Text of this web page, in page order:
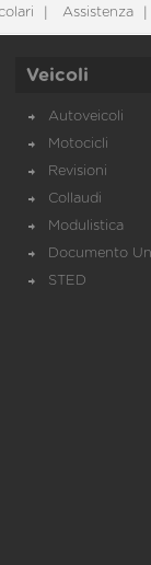
Assistenza
Veicoli
Autoveicoli
Motocicli
Revisioni
Collaudi
Modulistica
Documento
STED